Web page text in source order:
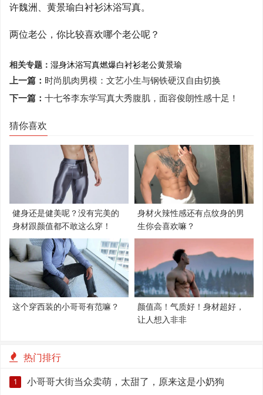
许魏洲、黄景瑜白衬衫沐浴写真。
两位老公，你比较喜欢哪个老公呢？
相关专题： 湿身沐浴写真燃爆白衬衫老公黄景瑜
上一篇： 时尚肌肉男模：文艺小生与钢铁硬汉自由切换
下一篇： 十七爷李东学写真大秀腹肌，面容俊朗性感十足！
猜你喜欢
健身还是健美呢？没有完美的
身材跟颜值都不敢这么穿！
身材火辣性感还有点纹身的男
生你会喜欢嘛？
这个穿西装的小哥哥有范嘛？
颜值高！气质好！身材超好，
让人想入非非
热门排行
1 小哥哥大街当众卖萌，太甜了，原来这是小奶狗